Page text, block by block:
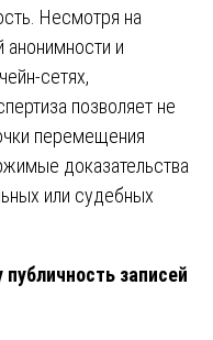
Несмотря на
и
сетях,
позволяет не
перемещения
доказательства
или судебных
записей